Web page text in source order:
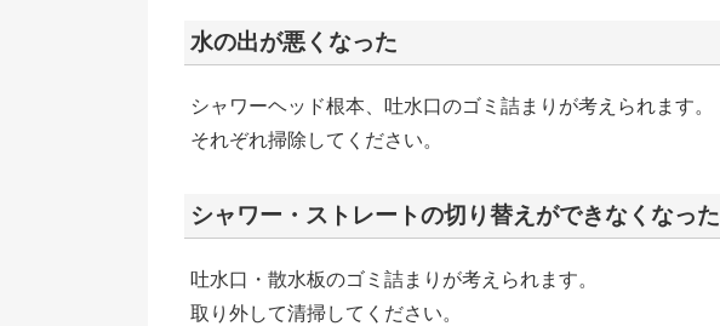
水の出が悪くなった
シャワーヘッド根本、吐水口のゴミ詰まりが考えられます。
それぞれ掃除してください。
シャワー・ストレートの切り替えができなくなった
吐水口・散水板のゴミ詰まりが考えられます。
取り外して清掃してください。